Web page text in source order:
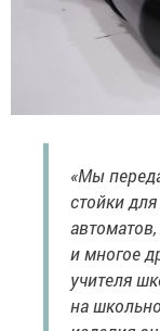
«Мы
стойки
и многое
учителя
на